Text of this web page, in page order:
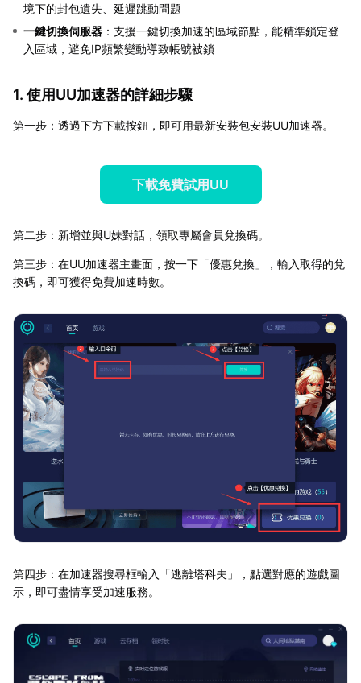
境下的封包遺失、延遲跳動問題
一鍵切換伺服器 ：支援一鍵切換加速的區域節點，能精準鎖定登
入區域，避免IP頻繁變動導致帳號被鎖
1. 使用UU加速器的詳細步驟
第一步：透過下方下載按鈕，即可用最新安裝包安裝UU加速器。
下載免費試用UU
第二步：新增並與U妹對話，領取專屬會員兌換碼。
第三步：在UU加速器主畫面，按一下「優惠兌換」，輸入取得的兌
換碼，即可獲得免費加速時數。
第四步：在加速器搜尋框輸入「逃離塔科夫」，點選對應的遊戲圖
示，即可盡情享受加速服務。